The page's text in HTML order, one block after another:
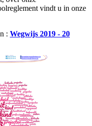
vindt u in onze
: Wegwijs 2019 - 20